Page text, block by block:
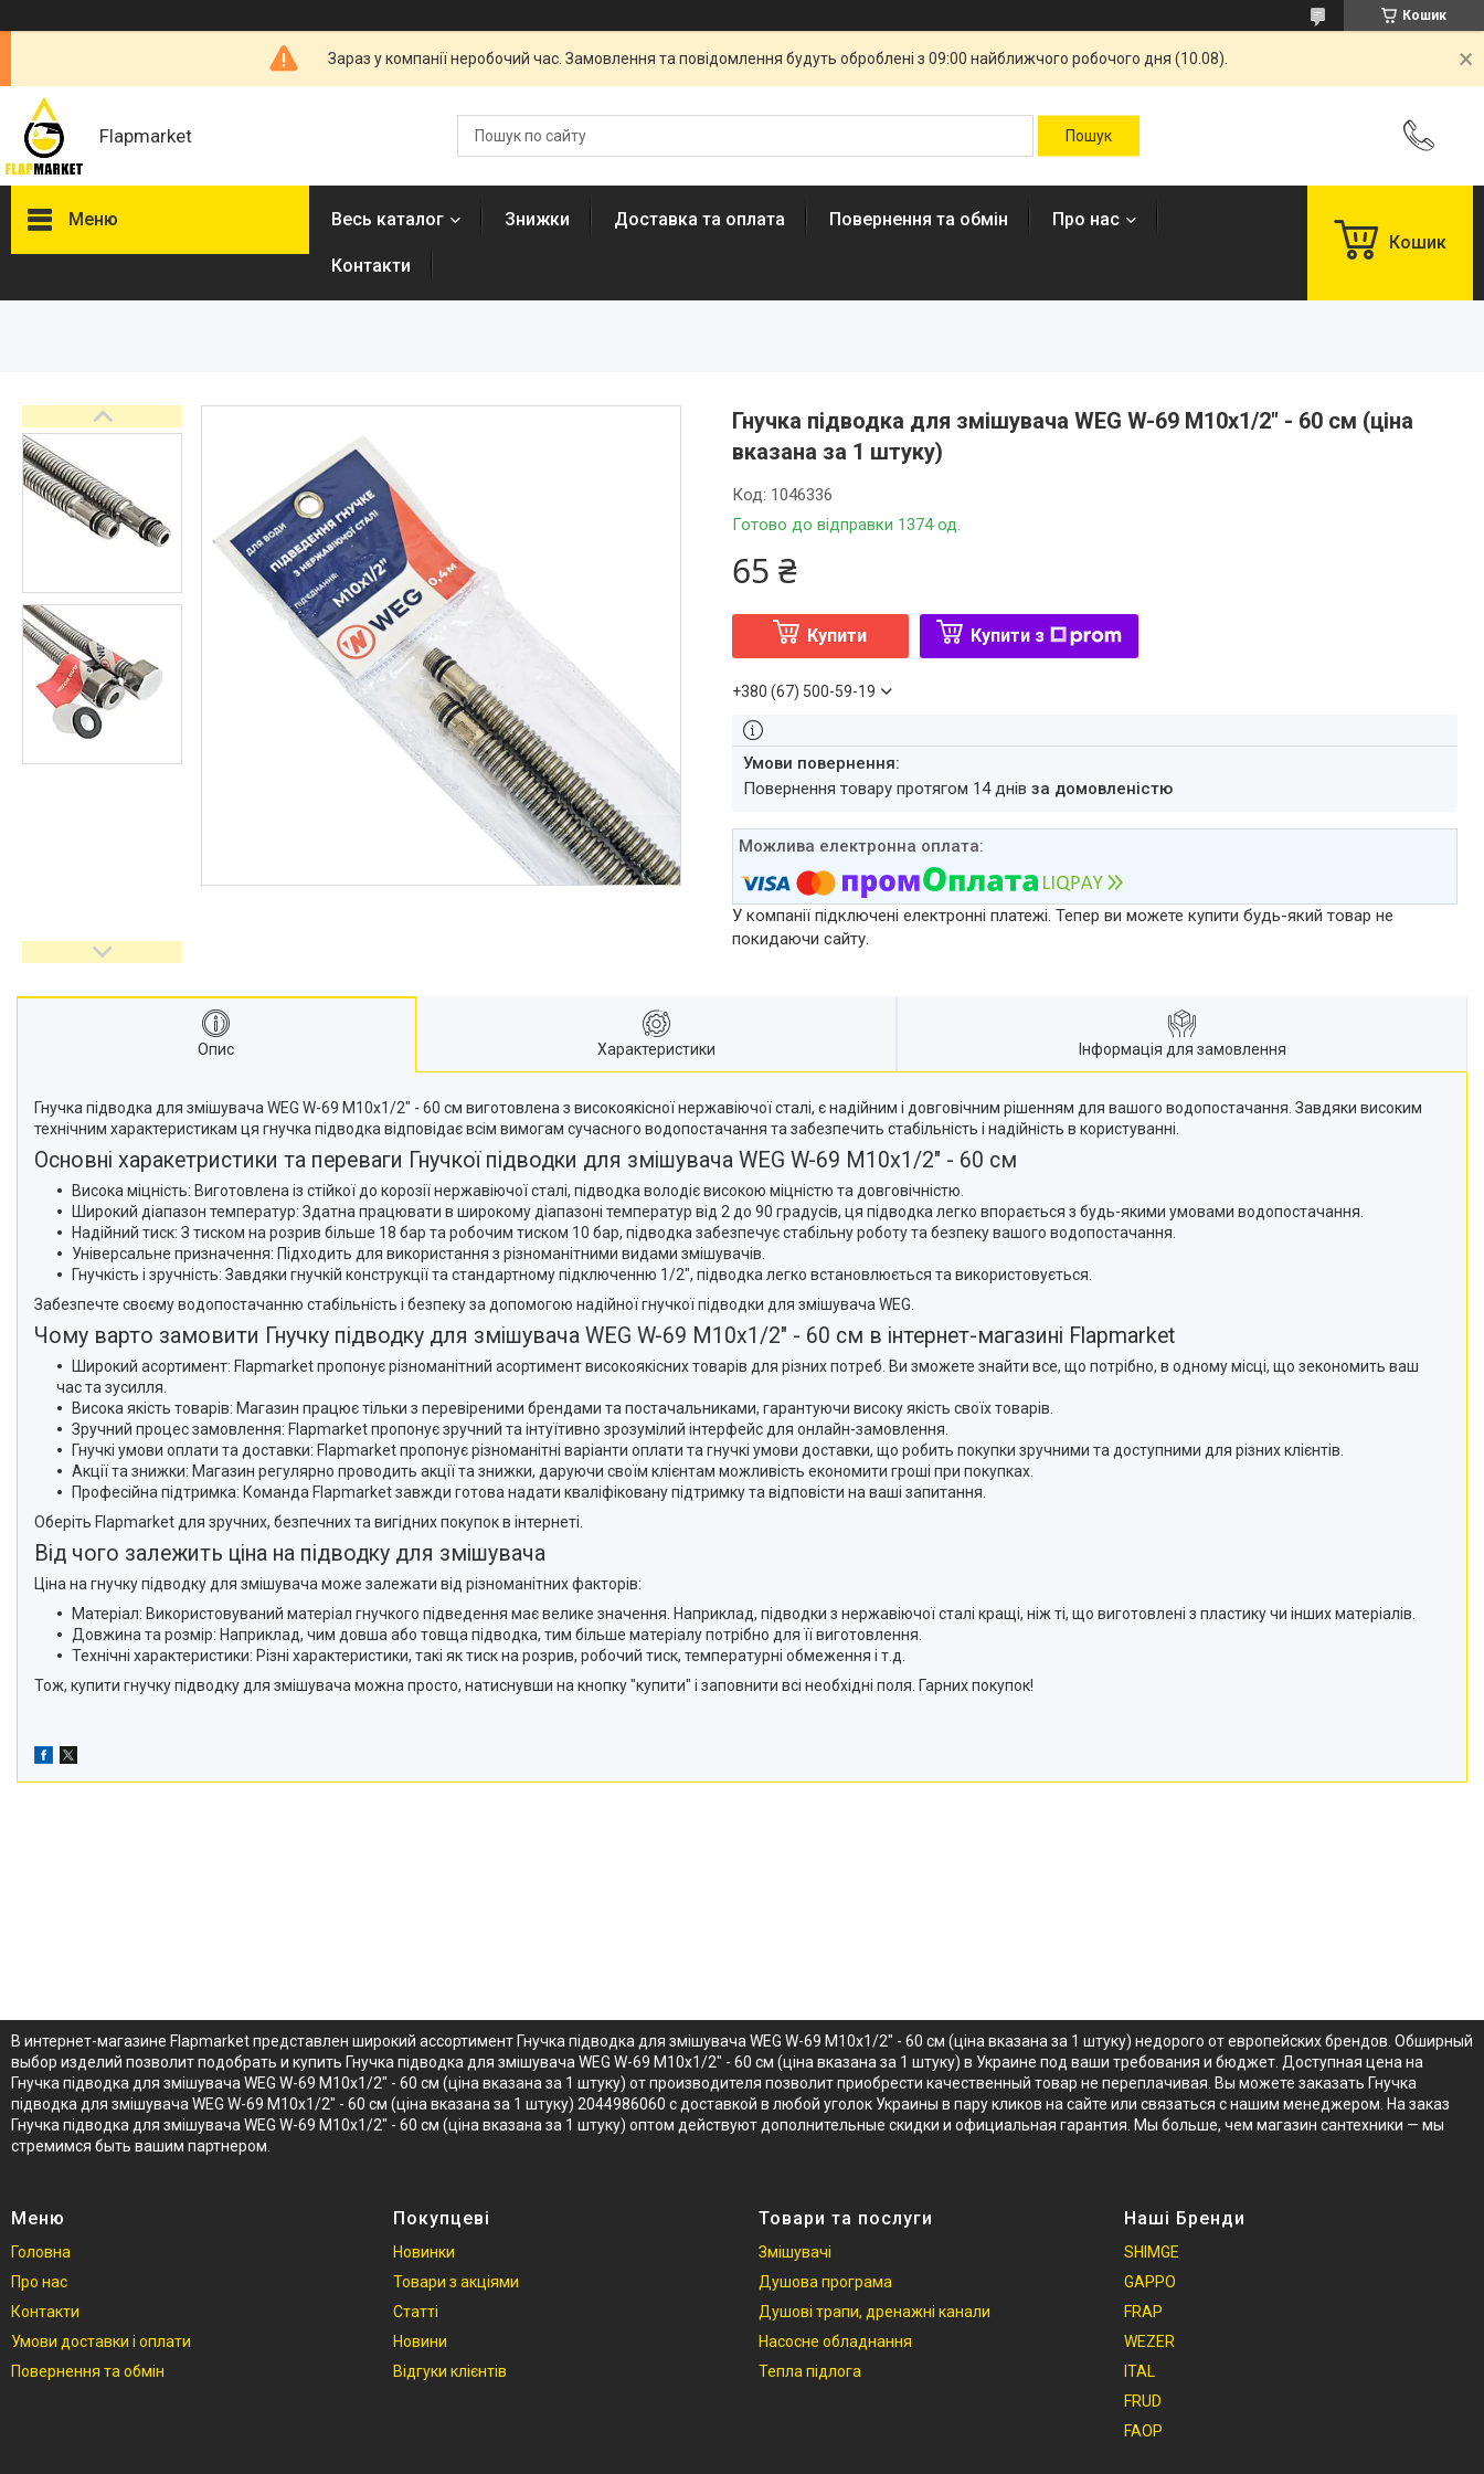
Кошик
Зараз у компанії неробочий час. Замовлення та повідомлення будуть оброблені з 09:00 найближчого робочого дня (10.08).
Flapmarket
Меню
Душові трапи, дренажні
канали
Аксесуари для ванної
кімнати
Запчастини та комплектуючі
Гнучкі шланги (підведення)
Кухонні мийки
Рушникосушарки
Матеріали для влаштування
теплої підлоги
Запірно-регулююча
Пакувальні сантехнічні
Весь каталог Знижки Доставка та оплата Повернення та обмін Про нас
Контакти
Кошик
Гнучка підводка для змішувача WEG W-69 М10x1/2" - 60 см (ціна
вказана за 1 штуку)
Готово до відправки 1374 од.
Код: 1046336
65 ₴
Купити Купити з
+380 (67) 500-59-19
повернення товару протягом 14 днів за домовленістю
У компанії підключені електронні платежі. Тепер ви можете купити будь-який товар не
покидаючи сайту.
Опис Характеристики Інформація для замовлення
Гнучка підводка для змішувача WEG W-69 М10x1/2" - 60 см виготовлена з високоякісної нержавіючої сталі, є надійним і довговічним рішенням для вашого водопостачання. Завдяки високим
технічним характеристикам ця гнучка підводка відповідає всім вимогам сучасного водопостачання та забезпечить стабільність і надійність в користуванні.
Основні харакетристики та переваги Гнучкої підводки для змішувача WEG W-69 М10x1/2" - 60 см
Висока міцність: Виготовлена із стійкої до корозії нержавіючої сталі, підводка володіє високою міцністю та довговічністю.
Широкий діапазон температур: Здатна працювати в широкому діапазоні температур від 2 до 90 градусів, ця підводка легко впорається з будь-якими умовами водопостачання.
Надійний тиск: З тиском на розрив більше 18 бар та робочим тиском 10 бар, підводка забезпечує стабільну роботу та безпеку вашого водопостачання.
Універсальне призначення: Підходить для використання з різноманітними видами змішувачів.
Гнучкість і зручність: Завдяки гнучкій конструкції та стандартному підключенню 1/2", підводка легко встановлюється та використовується.
Забезпечте своєму водопостачанню стабільність і безпеку за допомогою надійної гнучкої підводки для змішувача WEG.
Чому варто замовити Гнучку підводку для змішувача WEG W-69 М10x1/2" - 60 см в інтернет-магазині Flapmarket
Широкий асортимент: Flapmarket пропонує різноманітний асортимент високоякісних товарів для різних потреб. Ви зможете знайти все, що потрібно, в одному місці, що зекономить ваш
час та зусилля.
Висока якість товарів: Магазин працює тільки з перевіреними брендами та постачальниками, гарантуючи високу якість своїх товарів.
Зручний процес замовлення: Flapmarket пропонує зручний та інтуїтивно зрозумілий інтерфейс для онлайн-замовлення.
Гнучкі умови оплати та доставки: Flapmarket пропонує різноманітні варіанти оплати та гнучкі умови доставки, що робить покупки зручними та доступними для різних клієнтів.
Акції та знижки: Магазин регулярно проводить акції та знижки, даруючи своїм клієнтам можливість економити гроші при покупках.
Професійна підтримка: Команда Flapmarket завжди готова надати кваліфіковану підтримку та відповісти на ваші запитання.
Оберіть Flapmarket для зручних, безпечних та вигідних покупок в інтернеті.
Від чого залежить ціна на підводку для змішувача
Ціна на гнучку підводку для змішувача може залежати від різноманітних факторів:
Матеріал: Використовуваний матеріал гнучкого підведення має велике значення. Наприклад, підводки з нержавіючої сталі кращі, ніж ті, що виготовлені з пластику чи інших матеріалів.
Довжина та розмір: Наприклад, чим довша або товща підводка, тим більше матеріалу потрібно для її виготовлення.
Технічні характеристики: Різні характеристики, такі як тиск на розрив, робочий тиск, температурні обмеження і т.д.
Тож, купити гнучку підводку для змішувача можна просто, натиснувши на кнопку "купити" і заповнити всі необхідні поля. Гарних покупок!
В интернет-магазине Flapmarket представлен широкий ассортимент Гнучка підводка для змішувача WEG W-69 М10x1/2" - 60 см (ціна вказана за 1 штуку) недорого от европейских брендов. Обширный
выбор изделий позволит подобрать и купить Гнучка підводка для змішувача WEG W-69 М10x1/2" - 60 см (ціна вказана за 1 штуку) в Украине под ваши требования и бюджет. Доступная цена на
Гнучка підводка для змішувача WEG W-69 М10x1/2" - 60 см (ціна вказана за 1 штуку) от производителя позволит приобрести качественный товар не переплачивая. Вы можете заказать Гнучка
підводка для змішувача WEG W-69 М10x1/2" - 60 см (ціна вказана за 1 штуку) 2044986060 с доставкой в любой уголок Украины в пару кликов на сайте или связаться с нашим менеджером. На заказ
Гнучка підводка для змішувача WEG W-69 М10x1/2" - 60 см (ціна вказана за 1 штуку) оптом действуют дополнительные скидки и официальная гарантия. Мы больше, чем магазин сантехники — мы
стремимся быть вашим партнером.
Меню
Головна
Про нас
Контакти
Умови доставки і оплати
Повернення та обмін
Покупцеві
Новинки
Товари з акціями
Статті
Новини
Відгуки клієнтів
Товари та послуги
Змішувачі
Душова програма
Душові трапи, дренажні канали
Насосне обладнання
Тепла підлога
Наші Бренди
SHIMGE
GAPPO
FRAP
WEZER
ITAL
FRUD
FAOP